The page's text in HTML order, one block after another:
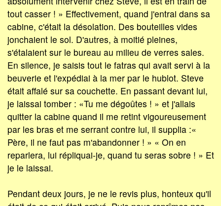
tout casser ! » Effectivement, quand j'entrai dans sa
cabine, c'était la désolation. Des bouteilles vides
jonchaient le sol. D'autres, à moitié pleines,
s'étalaient sur le bureau au milieu de verres sales.
En silence, je saisis tout le fatras qui avait servi à la
beuverie et l'expédiai à la mer par le hublot. Steve
était affalé sur sa couchette. En passant devant lui,
je laissai tomber : «Tu me dégoûtes ! » et j'allais
quitter la cabine quand il me retint vigoureusement
par les bras et me serrant contre lui, il supplia :«
Père, il ne faut pas m'abandonner ! » « On en
reparlera, lui répliquai-je, quand tu seras sobre ! » Et
je le laissai.
Pendant deux jours, je ne le revis plus, honteux qu'il